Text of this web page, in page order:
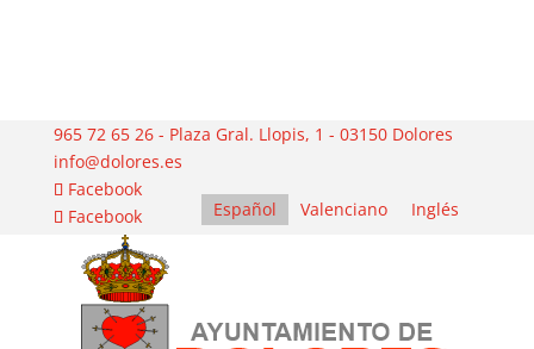
965 72 65 26 - Plaza Gral. Llopis, 1 - 03150 Dolores
info@dolores.es
Facebook
Español
Valenciano Inglés
Facebook